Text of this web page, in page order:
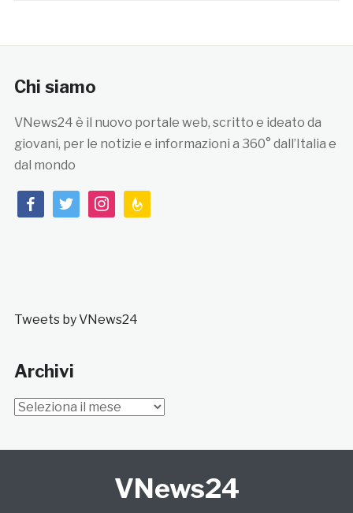
Chi siamo
VNews24 è il nuovo portale web, scritto e ideato da
giovani, per le notizie e informazioni a 360° dall’Italia e
dal mondo
facebooktwitterinstagramfeedburner
Tweets by VNews24
Archivi
Archivi
VNews24